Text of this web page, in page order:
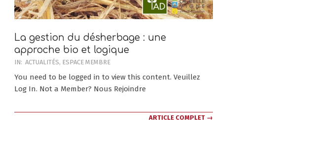
La gestion du désherbage : une
approche bio et logique
2019-
11-
25
IN: ACTUALITÉS, ESPACE MEMBRE
You need to be logged in to view this content. Veuillez
Log In. Not a Member? Nous Rejoindre
ARTICLE COMPLET →